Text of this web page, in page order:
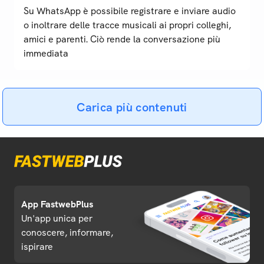
Su WhatsApp è possibile registrare e inviare audio
o inoltrare delle tracce musicali ai propri colleghi,
amici e parenti. Ciò rende la conversazione più
immediata
Carica più contenuti
App FastwebPlus
Un'app unica per
conoscere, informare,
ispirare